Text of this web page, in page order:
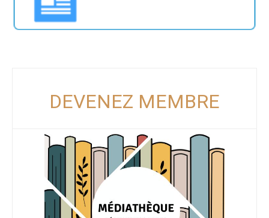
DEVENEZ MEMBRE